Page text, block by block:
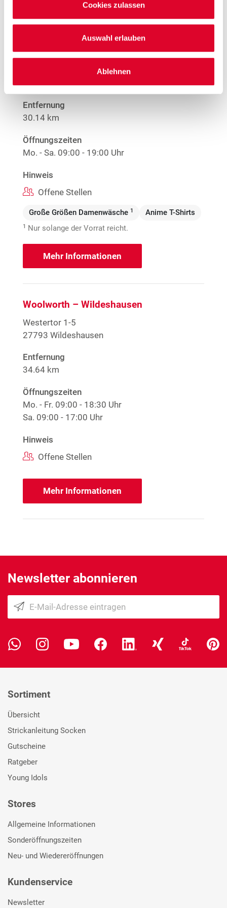
Cookies zulassen
Auswahl erlauben
Ablehnen
Mehr Informationen
Woolworth – Diepholz
49356 Diepholz
Entfernung
30.14 km
Öffnungszeiten
Mo. - Sa. 09:00 - 19:00 Uhr
Hinweis
Offene Stellen
Große Größen Damenwäsche 1 Anime T-Shirts
1 Nur solange der Vorrat reicht.
Mehr Informationen
Woolworth – Wildeshausen
Westertor 1-5
27793 Wildeshausen
Entfernung
34.64 km
Öffnungszeiten
Mo. - Fr. 09:00 - 18:30 Uhr
Sa. 09:00 - 17:00 Uhr
Hinweis
Offene Stellen
Mehr Informationen
Newsletter abonnieren
Sortiment
Übersicht
Strickanleitung Socken
Gutscheine
Ratgeber
Young Idols
Stores
Allgemeine Informationen
Sonderöffnungszeiten
Neu- und Wiedereröffnungen
Kundenservice
Newsletter